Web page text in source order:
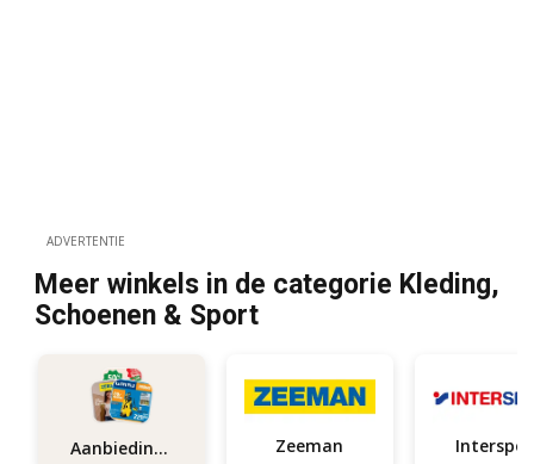
ADVERTENTIE
Meer winkels in de categorie Kleding,
Schoenen & Sport
Aanbiedingen Zeeman